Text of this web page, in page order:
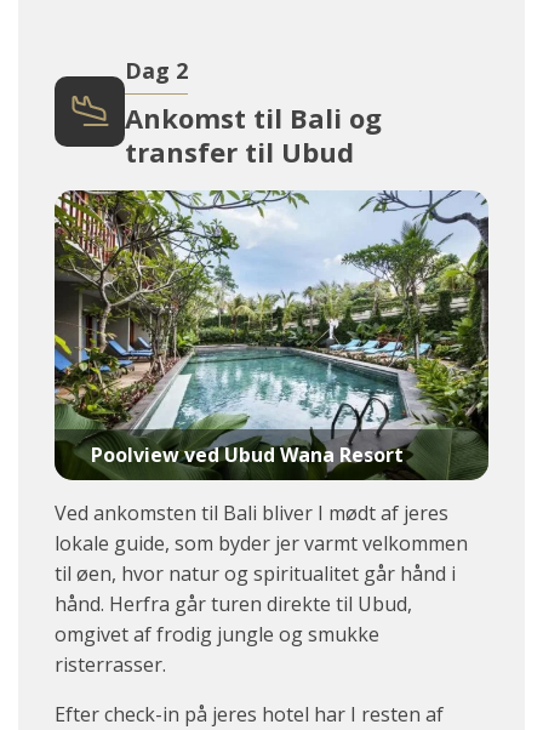
Dag 2
Ankomst til Bali og
transfer til Ubud
Poolview ved Ubud Wana Resort
Ved ankomsten til Bali bliver I mødt af jeres
lokale guide, som byder jer varmt velkommen
til øen, hvor natur og spiritualitet går hånd i
hånd. Herfra går turen direkte til Ubud,
omgivet af frodig jungle og smukke
risterrasser.
Efter check-in på jeres hotel har I resten af